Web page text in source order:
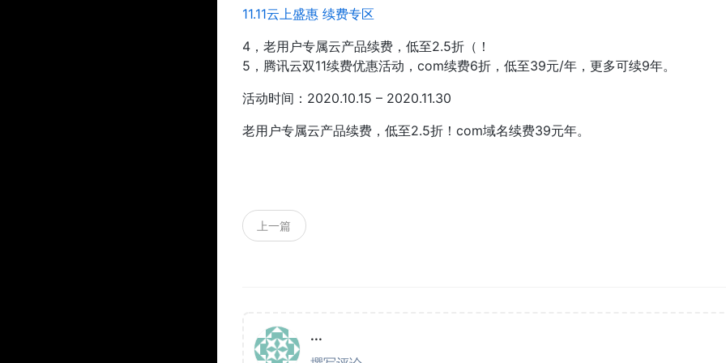
11.11云上盛惠 续费专区
4，老用户专属云产品续费，低至2.5折（！
5，腾讯云双11续费优惠活动，com续费6折，低至39元/年，更多可续9年。
活动时间：2020.10.15 – 2020.11.30
老用户专属云产品续费，低至2.5折！com域名续费39元年。
上一篇